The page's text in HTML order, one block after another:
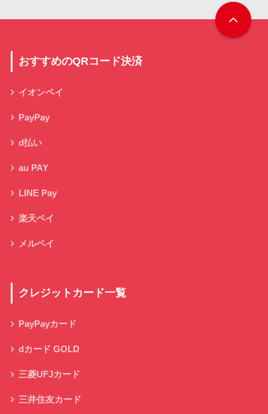
おすすめのQRコード決済
イオンペイ
PayPay
d払い
au PAY
LINE Pay
楽天ペイ
メルペイ
クレジットカード一覧
PayPayカード
dカード GOLD
三菱UFJカード
三井住友カード